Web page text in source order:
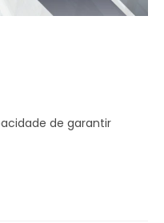
de garantir